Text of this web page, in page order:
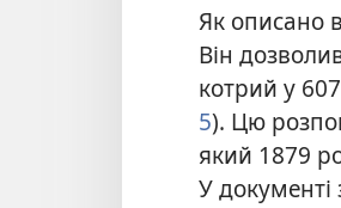
Як описано
Він
котрий у
5). Цю
який 1879
У документі